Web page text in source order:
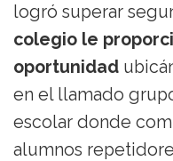
logró superar
colegio le
oportunidad
en el llamado
escolar donde
alumnos